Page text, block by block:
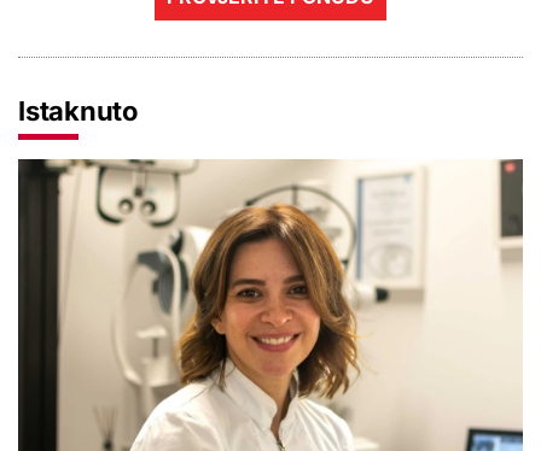
Istaknuto